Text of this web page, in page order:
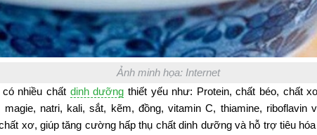
Ảnh minh họa: Internet
nhiều chất dinh dưỡng thiết yếu như: Protein, chất béo, chất
magie, natri, kali, sắt, kẽm, đồng, vitamin C, thiamine, riboflavin
xơ, giúp tăng cường hấp thụ chất dinh dưỡng và hỗ trợ tiêu